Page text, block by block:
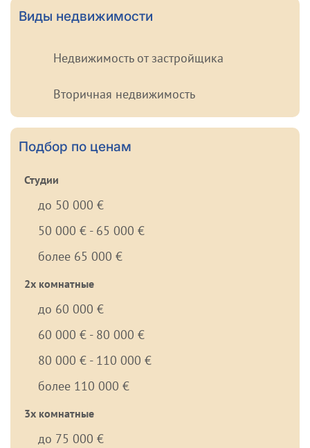
Виды недвижимости
Недвижимость от застройщика
Вторичная недвижимость
Подбор по ценам
Студии
до 50 000 €
50 000 € - 65 000 €
более 65 000 €
2х комнатные
до 60 000 €
60 000 € - 80 000 €
80 000 € - 110 000 €
более 110 000 €
3х комнатные
до 75 000 €